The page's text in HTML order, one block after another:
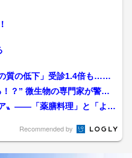
質の低下」受診1.4倍も…い
？” 微生物の専門家が警鐘
〟——「薬膳料理」と「よも
Recommended by